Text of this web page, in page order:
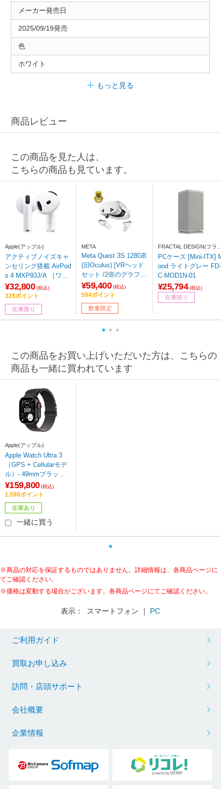
メーカー発売日
2025/09/19発売
色
ホワイト
もっと見る
商品レビュー
この商品を見た人は、
こちらの商品も見ています。
Apple(アップル)
アクティブノイズキャ
ンセリング搭載 AirPod
s 4 MXP93J/A ［ワイ
ヤレス(左右分離) /イン
ナーイヤー型 /ノイズ
キャンセリング対応 /B
luetooth対応］
¥32,800 (税込)
328ポイント
在庫限り
META
Meta Quest 3S 128GB
(旧Oculus) [VRヘッド
セット /2倍のグラフィ
ック処 理性能 /ワイヤ
レスのVR体験 /40種類
以上のゲームにアクセ
スできるMeta Horizon
+の3か月 無料体験付
¥59,400 (税込)
594ポイント
数量限定
FRACTAL DESIGN(フラ
タルデザイン)
PCケース [Mini-ITX]
ood ライトグレー FD-
C-MOD1N-01
¥25,794 (税込)
在庫限り
この商品をお買い上げいただいた方は、こちらの
商品も一緒に買われています
Apple(アップル)
Apple Watch Ultra 3
（GPS + Cellularモデ
ル）- 49mmブラック
チタニウムケースとブ
ラックチタニウムミラ
ネーゼループ - M MF
1Q4J/A
¥159,800 (税込)
1,598ポイント
在庫あり
一緒に買う
※商品の対応を保証するものではありません。詳細情報は、各商品ページに
てご確認ください。
※価格は変動する場合がございます。各商品ページにてご確認ください。
表示： スマートフォン ｜ PC
ご利用ガイド
買取お申し込み
訪問・店頭サポート
会社概要
企業情報